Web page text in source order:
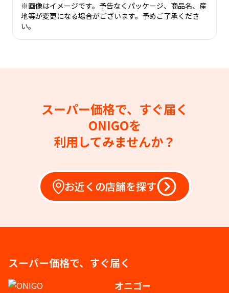
※画像はイメージです。予告なくパッケージ、商品名、産
地等が変更になる場合がございます。予めご了承くださ
い。
スーパー価格で、すぐ届く
ONIGOを
利用してみませんか？
お近くの店舗を探す
スーパー価格で、すぐ届く
オニゴー